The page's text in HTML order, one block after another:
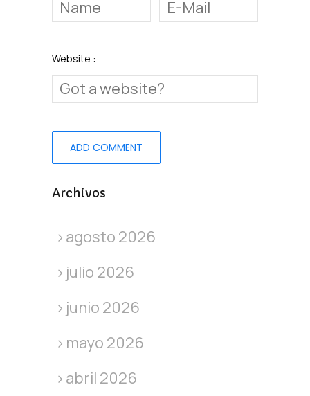
Website :
Archivos
agosto 2026
julio 2026
junio 2026
mayo 2026
abril 2026